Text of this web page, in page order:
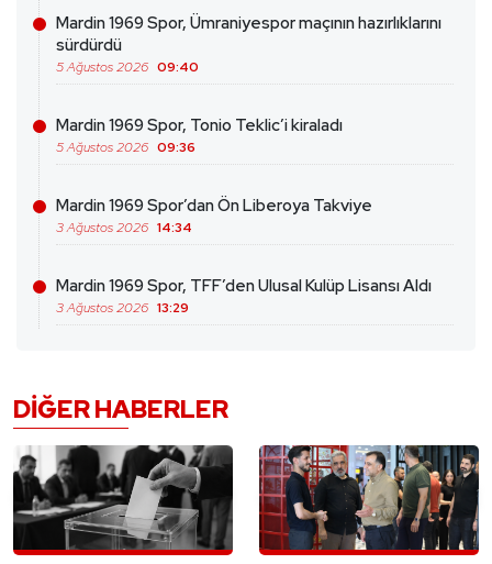
Mardin 1969 Spor, Ümraniyespor maçının hazırlıklarını
sürdürdü
5 Ağustos 2026 09:40
Mardin 1969 Spor, Tonio Teklic’i kiraladı
5 Ağustos 2026 09:36
Mardin 1969 Spor’dan Ön Liberoya Takviye
3 Ağustos 2026 14:34
Mardin 1969 Spor, TFF’den Ulusal Kulüp Lisansı Aldı
3 Ağustos 2026 13:29
DIĞER HABERLER